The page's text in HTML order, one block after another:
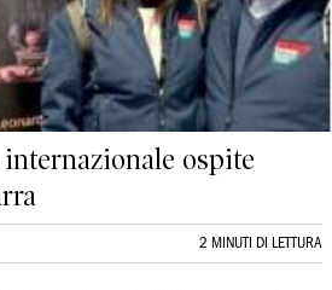
ospite
2 MINUTI DI LETTURA